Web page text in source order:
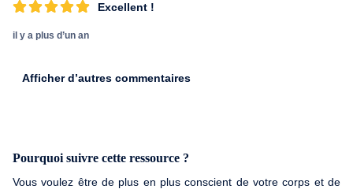
Excellent !
il y a plus d’un an
Afficher d’autres commentaires
Pourquoi suivre cette ressource ?
Vous voulez être de plus en plus conscient de votre corps et de